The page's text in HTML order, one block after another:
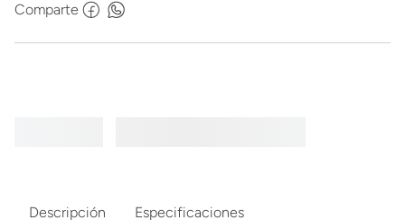
Comparte
Descripción Especificaciones